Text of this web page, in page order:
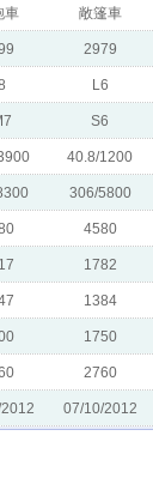
車 敞篷車
2979
L6
S6
40.8/1200
306/5800
4580
1782
1384
1750
2760
07/10/2012